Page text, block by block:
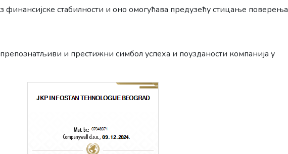
финансијске стабилности и оно омогућава предузећу стицање поверења
и престижни симбол успеха и поузданости компанија у